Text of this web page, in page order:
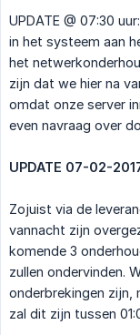
UPDATE @ 07:30
in het systeem aan
het
zijn dat we hier na
omdat onze server
even navraag over
UPDATE 07-02-
Zojuist via de
vannacht zijn
komende 3
zullen ondervinden.
onderbrekingen zijn,
zal dit zijn tussen